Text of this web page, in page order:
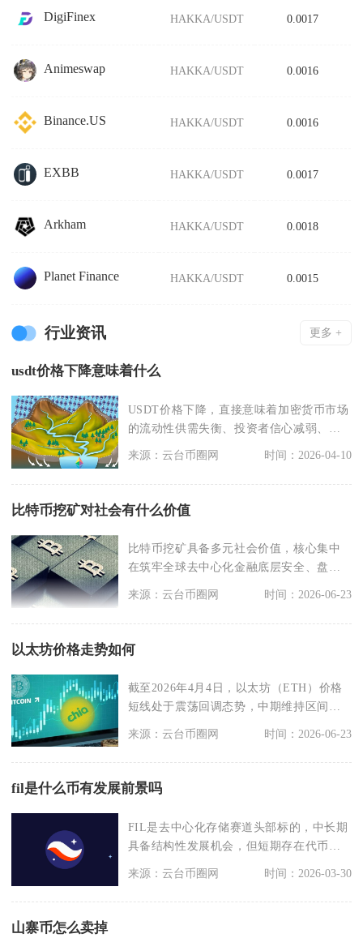
DigiFinex HAKKA/USDT 0.0017
Animeswap HAKKA/USDT 0.0016
Binance.US HAKKA/USDT 0.0016
EXBB HAKKA/USDT 0.0017
Arkham HAKKA/USDT 0.0018
Planet Finance HAKKA/USDT 0.0015
行业资讯 更多 +
usdt价格下降意味着什么
USDT价格下降，直接意味着加密货币市场
的流动性供需失衡、投资者信心减弱、稳
定币信任度出现
来源：云台币圈网 时间：2026-04-10
比特币挖矿对社会有什么价值
比特币挖矿具备多元社会价值，核心集中
在筑牢全球去中心化金融底层安全、盘活
闲置清洁能源资源实
来源：云台币圈网 时间：2026-06-23
以太坊价格走势如何
截至2026年4月4日，以太坊（ETH）价格
短线处于震荡回调态势，中期维持区间波
来源：云台币圈网 时间：2026-06-23
fil是什么币有发展前景吗
FIL是去中心化存储赛道头部标的，中长期
具备结构性发展机会，但短期存在代币抛
来源：云台币圈网 时间：2026-03-30
山寨币怎么卖掉